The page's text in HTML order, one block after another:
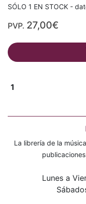
SÓLO 1 EN STOCK -
PVP. 27,00€
1
La librería de la
Lunes a